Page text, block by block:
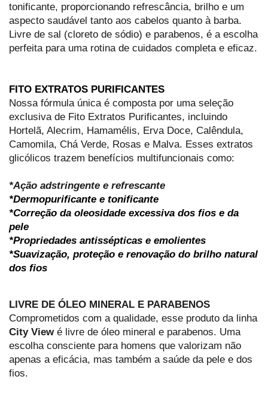
tonificante, proporcionando refrescância, brilho e um
aspecto saudável tanto aos cabelos quanto à barba.
Livre de sal (cloreto de sódio) e parabenos, é a escolha
perfeita para uma rotina de cuidados completa e eficaz.
FITO EXTRATOS PURIFICANTES
Nossa fórmula única é composta por uma seleção
exclusiva de Fito Extratos Purificantes, incluindo
Hortelã, Alecrim, Hamamélis, Erva Doce, Calêndula,
Camomila, Chá Verde, Rosas e Malva. Esses extratos
glicólicos trazem benefícios multifuncionais como:
*Ação adstringente e refrescante
*Dermopurificante e tonificante
*Correção da oleosidade excessiva dos fios e da
pele
*Propriedades antissépticas e emolientes
*Suavização, proteção e renovação do brilho natural
dos fios
LIVRE DE ÓLEO MINERAL E PARABENOS
Comprometidos com a qualidade, esse produto da
linha
City View é livre de óleo mineral e parabenos. Uma
escolha consciente para homens que valorizam não
apenas a eficácia, mas também a saúde da pele e dos
fios.